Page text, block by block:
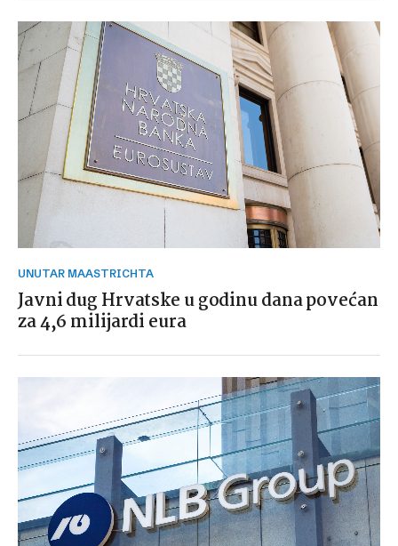
UNUTAR MAASTRICHTA
Javni dug Hrvatske u godinu dana povećan
za 4,6 milijardi eura